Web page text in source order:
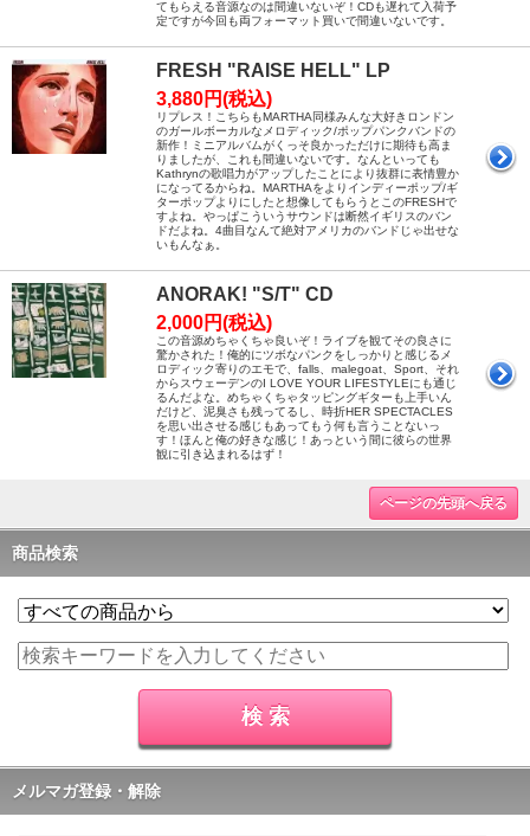
てもらえる音源なのは間違いないぞ！CDも遅れて入荷予
定ですが今回も両フォーマット買いで間違いないです。
FRESH "RAISE HELL" LP
3,880円(税込)
リプレス！こちらもMARTHA同様みんな大好きロンドン
のガールボーカルなメロディック/ポップパンクバンドの
新作！ミニアルバムがくっそ良かっただけに期待も高ま
りましたが、これも間違いないです。なんといっても
Kathrynの歌唱力がアップしたことにより抜群に表情豊か
になってるからね。MARTHAをよりインディーポップ/ギ
ターポップよりにしたと想像してもらうとこのFRESHで
すよね。やっぱこういうサウンドは断然イギリスのバン
ドだよね。4曲目なんて絶対アメリカのバンドじゃ出せな
いもんなぁ。
ANORAK! "S/T" CD
2,000円(税込)
この音源めちゃくちゃ良いぞ！ライブを観てその良さに
驚かされた！俺的にツボなパンクをしっかりと感じるメ
ロディック寄りのエモで、falls、malegoat、Sport、それ
からスウェーデンのI LOVE YOUR LIFESTYLEにも通じ
るんだよな。めちゃくちゃタッピングギターも上手いん
だけど、泥臭さも残ってるし、時折HER SPECTACLES
を思い出させる感じもあってもう何も言うことないっ
す！ほんと俺の好きな感じ！あっという間に彼らの世界
観に引き込まれるはず！
ページの先頭へ戻る
商品検索
メルマガ登録・解除